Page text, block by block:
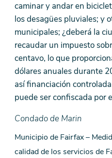
caminar y andar en
los desagües pluviales; y
municipales; ¿deberá la
recaudar un impuesto
centavo, lo que
dólares anuales durante
así financiación
puede ser confiscada por
Condado de Marin
Municipio de Fairfax –
calidad de los servicios de